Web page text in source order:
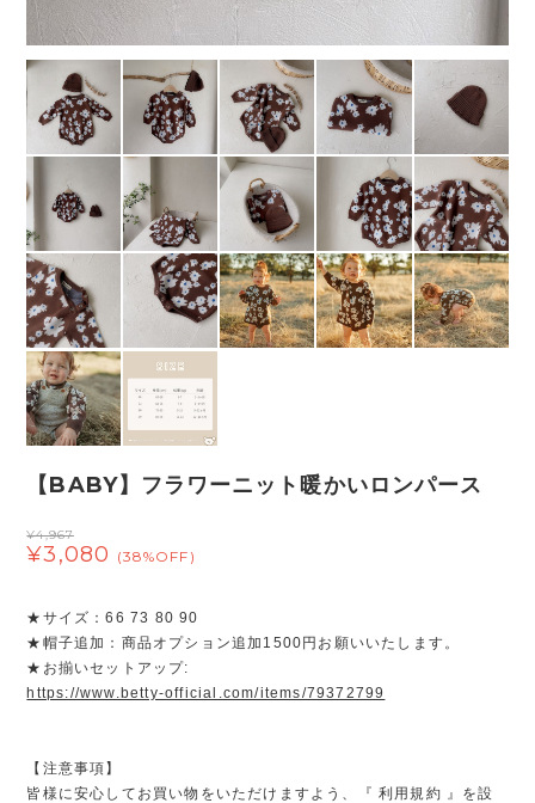
【BABY】フラワーニット暖かいロンパース
¥4,967
¥3,080 (38%OFF)
★サイズ：66 73 80 90
★帽子追加：商品オプション追加1500円お願いいたします。
★お揃いセットアップ:
https://www.betty-official.com/items/79372799
【注意事項】
皆様に安心してお買い物をいただけますよう、『 利用規約 』を設